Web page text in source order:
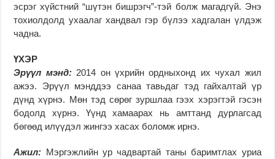
эсрэг хүйстний “шүтэн бишрэгч”-тэй болж магадгүй. Энэ
тохиолдолд ухаалаг хандвал гэр бүлээ хадгалан үлдэж
чадна.
ҮХЭР
Эрүүл мэнд:2014 он үхрийн ордныхонд их чухал жил
ажээ. Эрүүл мэнддээ санаа тавьдаг тэд гайхалтай үр
дүнд хүрнэ. Мөн тэд сөрөг зуршлаа гээх хэрэгтэй гэсэн
бодолд хүрнэ. Үүнд хамаарах нь амттанд дурлагсад
бөгөөд илүүдэл жингээ хасах боломж ирнэ.
Ажил: Мэргэжлийн ур чадвартай таны баримтлах уриа